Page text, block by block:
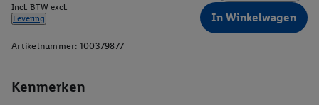
Kenmerken
Incl. BTW excl.
Levering
In Winkelwagen
Artikelnummer: 100379877